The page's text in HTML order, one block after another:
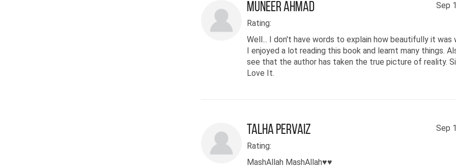
زبانیں سمجھ پاؤں تو لکھوں گی
لاہور میں مقیم ایک چوتھائی دماغ
تین چوتھائی دل کی مالک ذات ہے میری
لکیریں کھینچنے کی عادت ہے۔ وہ
کبھی تحریر بن جاتی ہیں اور
عکس ہے تو اس کتاب کی تصویر میں
ذات کی جھلک۔ لکھتی ہوں کہ میٹھی
جاؤں اتنی میٹھی کہ جتنا میرا خدا
Muneer Ahmad
Rating:
Sep
Well... I don't have words to explain how beautifully it was
I enjoyed a lot reading this book and learnt many things.
see that the author has taken the true picture of reality.
Love It.
Talha Pervaiz
Rating:
Sep
MashAllah MashAllah♥♥